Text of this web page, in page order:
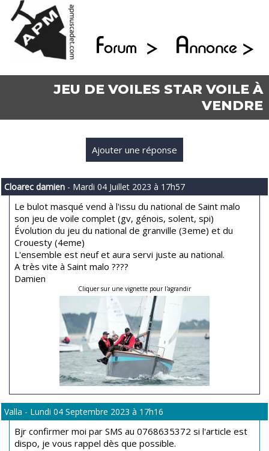
JEU DE VOILES STAR VOILE À
VENDRE
Ajouter une réponse
Cloarec damien - Mardi 04 Juillet 2023 à 17h57
Le bulot masqué vend à l'issu du national de Saint malo
son jeu de voile complet (gv, génois, solent, spi)
Évolution du jeu du national de granville (3eme) et du
Crouesty (4eme)
L'ensemble est neuf et aura servi juste au national.
A très vite à Saint malo ????
Damien
Cliquer sur une vignette pour l'agrandir
Valla - Lundi 04 Septembre 2023 à 17h16
Bjr confirmer moi par SMS au 0768635372 si l'article est
dispo, je vous rappel dès que possible.